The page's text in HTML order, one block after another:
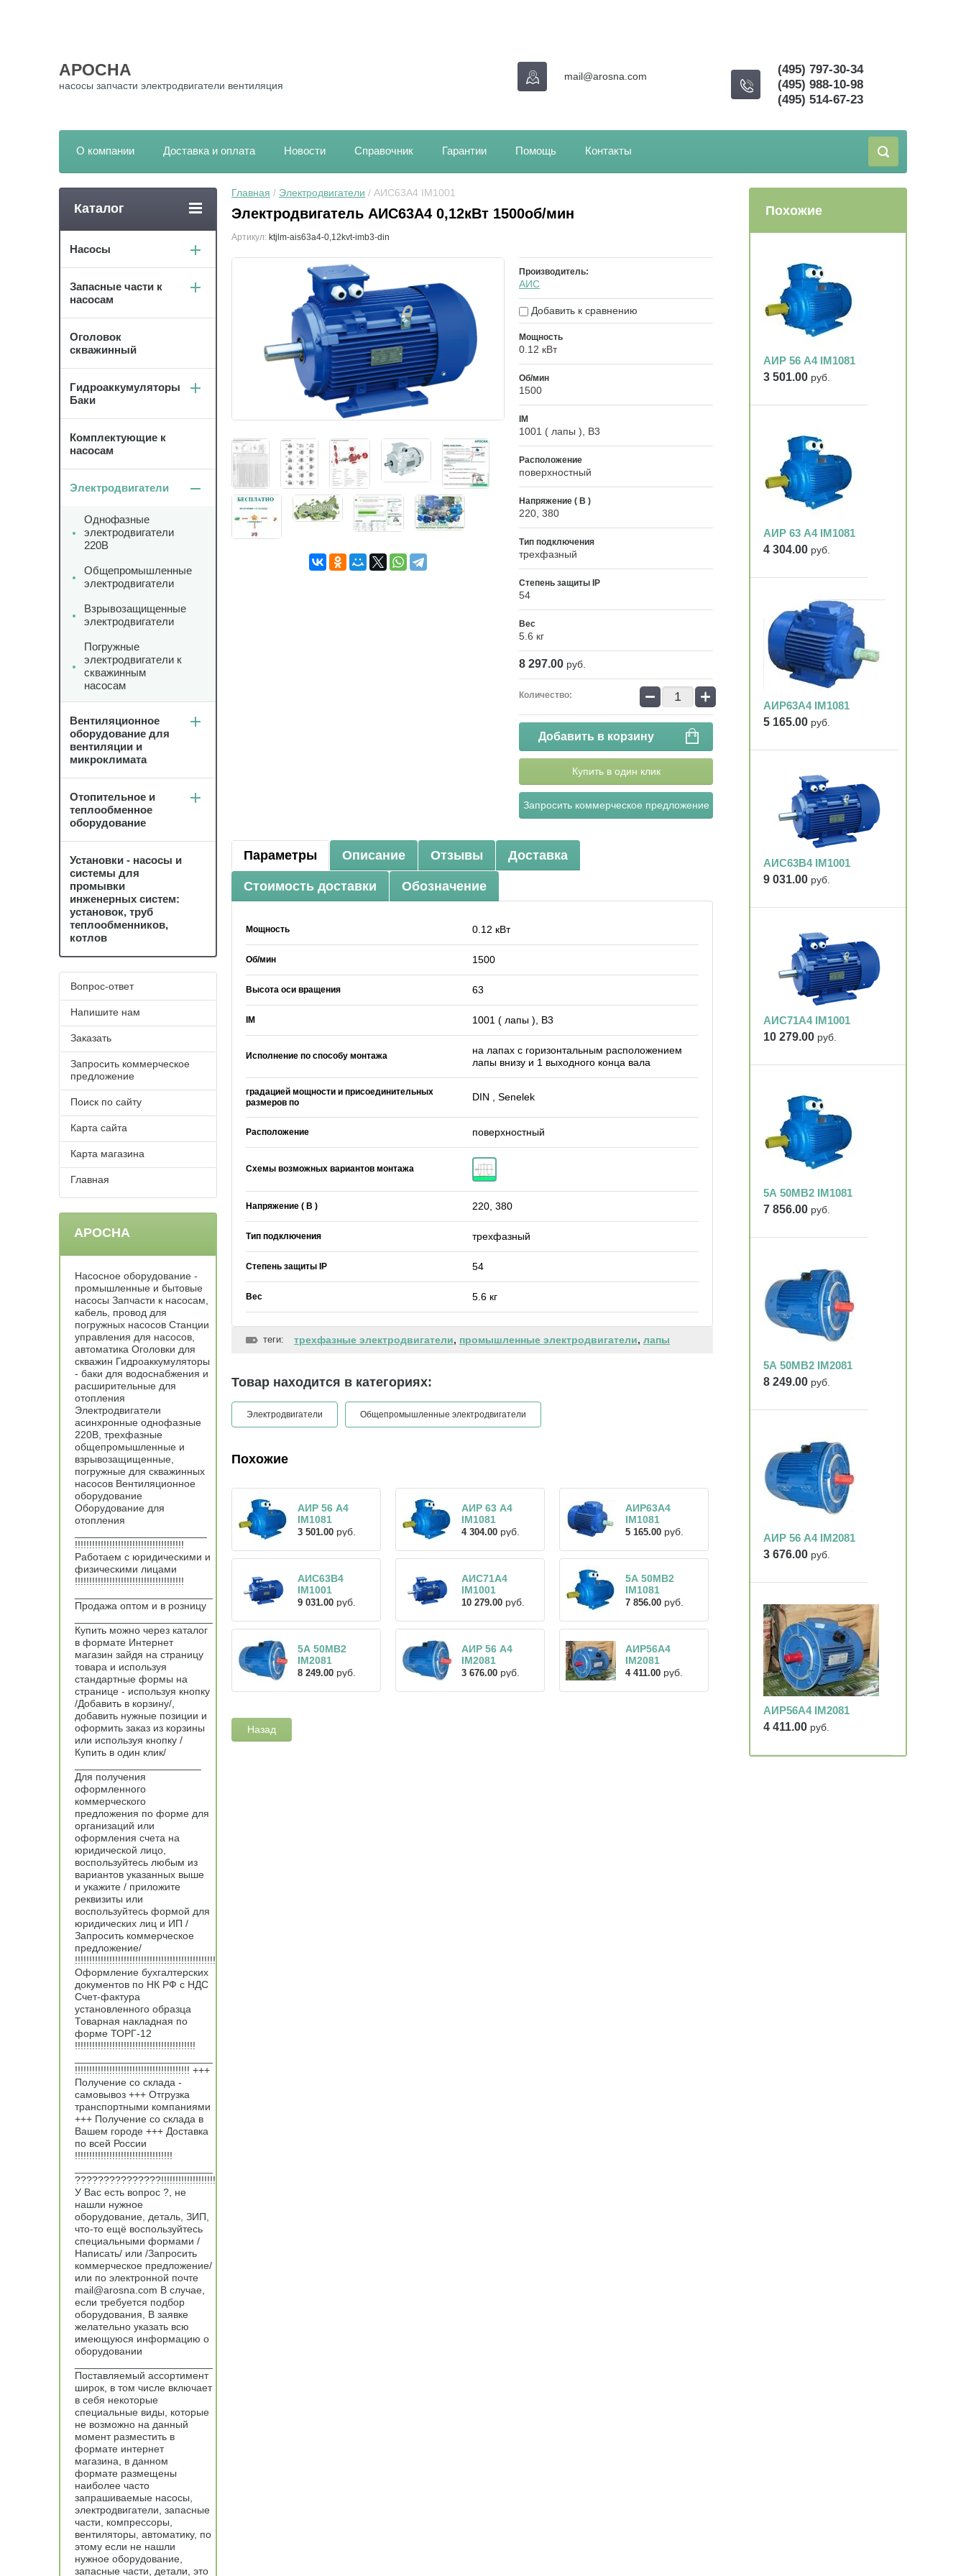
АРОСНА
насосы запчасти электродвигатели вентиляция
(495) 797-30-34
(495) 988-10-98
(495) 514-67-23
mail@arosna.com
О компании Доставка и оплата Новости Справочник Гарантии Помощь Контакты
Главная / Электродвигатели / АИС63А4 IM1001
Электродвигатель АИС63А4 0,12кВт 1500об/мин
Артикул: ktjlm-ais63a4-0,12kvt-imb3-din
Производитель:
АИС
Добавить к сравнению
Мощность
0.12 кВт
Об/мин
1500
IM
1001 ( лапы ), B3
Расположение
поверхностный
Напряжение ( В )
220, 380
Тип подключения
трехфазный
Степень защиты IP
54
Вес
5.6 кг
8 297.00 руб.
Количество: − +
Добавить в корзину
Купить в один клик
Запросить коммерческое предложение
Параметры Описание Отзывы Доставка
Стоимость доставки Обозначение
Мощность 0.12 кВт
Об/мин 1500
Высота оси вращения 63
IM 1001 ( лапы ), B3
Исполнение по способу монтажа
на лапах с горизонтальным расположением
лапы внизу и 1 выходного конца вала
градацией мощности и присоединительных
размеров по
DIN , Senelek
Расположение поверхностный
Схемы возможных вариантов монтажа
Напряжение ( В ) 220, 380
Тип подключения трехфазный
Степень защиты IP 54
Вес 5.6 кг
теги: трехфазные электродвигатели, промышленные электродвигатели, лапы
Товар находится в категориях:
Электродвигатели Общепромышленные электродвигатели
Похожие
АИР 56 А4
IM1081
3 501.00 руб.
АИР 63 А4
IM1081
4 304.00 руб.
АИР63А4
IM1081
5 165.00 руб.
АИС63В4
IM1001
9 031.00 руб.
АИС71А4
IM1001
10 279.00 руб.
5А 50МВ2
IM1081
7 856.00 руб.
5А 50МВ2
IM2081
8 249.00 руб.
АИР 56 А4
IM2081
3 676.00 руб.
АИР56А4
IM2081
4 411.00 руб.
Назад
Каталог
Насосы
Запасные части к
насосам
Оголовок
скважинный
Гидроаккумуляторы
Баки
Комплектующие к
насосам
Электродвигатели
Однофазные
электродвигатели
220В
Общепромышленные
электродвигатели
Взрывозащищенные
электродвигатели
Погружные
электродвигатели к
скважинным
насосам
Вентиляционное
оборудование для
вентиляции и
микроклимата
Отопительное и
теплообменное
оборудование
Установки - насосы и
системы для
промывки
инженерных систем:
установок, труб
теплообменников,
котлов
Вопрос-ответ
Напишите нам
Заказать
Запросить коммерческое
предложение
Поиск по сайту
Карта сайта
Карта магазина
Главная
АРОСНА
Насосное оборудование -
промышленные и бытовые
насосы Запчасти к насосам,
кабель, провод для
погружных насосов Станции
управления для насосов,
автоматика Оголовки для
скважин Гидроаккумуляторы
- баки для водоснабжения и
расширительные для
отопления
Электродвигатели
асинхронные однофазные
220В, трехфазные
общепромышленные и
взрывозащищенные,
погружные для скважинных
насосов Вентиляционное
оборудование
Оборудование для
отопления
!!!!!!!!!!!!!!!!!!!!!!!!!!!!!!!!!!!!!!
Работаем с юридическими и
физическими лицами
!!!!!!!!!!!!!!!!!!!!!!!!!!!!!!!!!!!!!!
Продажа оптом и в розницу
Купить можно через каталог
в формате Интернет
магазин зайдя на страницу
товара и используя
стандартные формы на
странице - используя кнопку
/Добавить в корзину/,
добавить нужные позиции и
оформить заказ из корзины
или используя кнопку /
Купить в один клик/
Для получения
оформленного
коммерческого
предложения по форме для
организаций или
оформления счета на
юридической лицо,
воспользуйтесь любым из
вариантов указанных выше
и укажите / приложите
реквизиты или
воспользуйтесь формой для
юридических лиц и ИП /
Запросить коммерческое
предложение/
!!!!!!!!!!!!!!!!!!!!!!!!!!!!!!!!!!!!!!!!!!!!!!!!!
Оформление бухгалтерских
документов по НК РФ с НДС
Счет-фактура
установленного образца
Товарная накладная по
форме ТОРГ-12
!!!!!!!!!!!!!!!!!!!!!!!!!!!!!!!!!!!!!!!!!!
!!!!!!!!!!!!!!!!!!!!!!!!!!!!!!!!!!!!!!!! +++
Получение со склада -
самовывоз +++ Отгрузка
транспортными компаниями
+++ Получение со склада в
Вашем городе +++ Доставка
по всей России
!!!!!!!!!!!!!!!!!!!!!!!!!!!!!!!!!!
???????????????!!!!!!!!!!!!!!!!!!!
У Вас есть вопрос ?, не
нашли нужное
оборудование, деталь, ЗИП,
что-то ещё воспользуйтесь
специальными формами /
Написать/ или /Запросить
коммерческое предложение/
или по электронной почте
mail@arosna.com В случае,
если требуется подбор
оборудования, В заявке
желательно указать всю
имеющуюся информацию о
оборудовании
Поставляемый ассортимент
широк, в том числе включает
в себя некоторые
специальные виды, которые
не возможно на данный
момент разместить в
формате интернет
магазина, в данном
формате размещены
наиболее часто
запрашиваемые насосы,
электродвигатели, запасные
части, компрессоры,
вентиляторы, автоматику, по
этому если не нашли
нужное оборудование,
запасные части, детали, это
Похожие
АИР 56 А4 IM1081
3 501.00 руб.
АИР 63 А4 IM1081
4 304.00 руб.
АИР63А4 IM1081
5 165.00 руб.
АИС63В4 IM1001
9 031.00 руб.
АИС71А4 IM1001
10 279.00 руб.
5А 50МВ2 IM1081
7 856.00 руб.
5А 50МВ2 IM2081
8 249.00 руб.
АИР 56 А4 IM2081
3 676.00 руб.
АИР56А4 IM2081
4 411.00 руб.